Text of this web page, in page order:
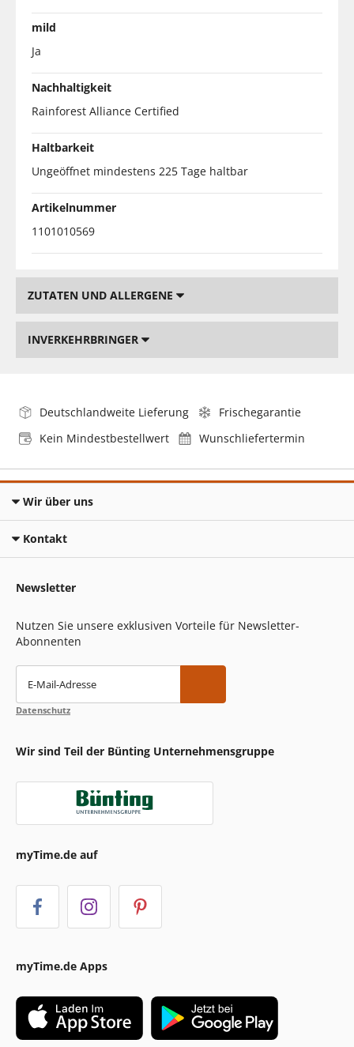
mild
Ja
Nachhaltigkeit
Rainforest Alliance Certified
Haltbarkeit
Ungeöffnet mindestens 225 Tage haltbar
Artikelnummer
1101010569
ZUTATEN UND ALLERGENE
INVERKEHRBRINGER
Deutschlandweite Lieferung
Frischegarantie
Kein Mindestbestellwert
Wunschliefertermin
Wir über uns
Kontakt
Newsletter
Nutzen Sie unsere exklusiven Vorteile für Newsletter-
Abonnenten
E-Mail-Adresse
Datenschutz
Wir sind Teil der Bünting Unternehmensgruppe
myTime.de auf
myTime.de Apps